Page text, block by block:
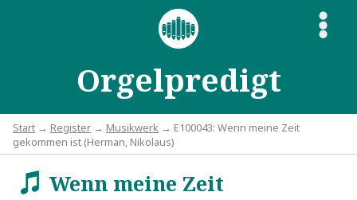
Orgelpredigt
S
Start → Register → Musikwerk → E100043: Wenn meine Zeit
gekommen ist (Herman, Nikolaus)
wWenn meine Zeit